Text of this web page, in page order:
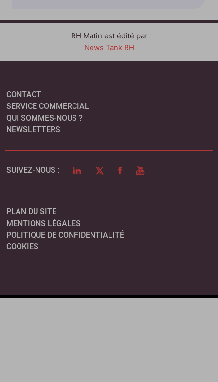
RH Matin est édité par
News Tank RH
CONTACT
SERVICE COMMERCIAL
QUI SOMMES-NOUS ?
NEWSLETTERS
SUIVEZ-NOUS : LINKEDINTWITTERFACEBOOK
YOUTUBE
PLAN DU SITE
MENTIONS LÉGALES
POLITIQUE DE CONFIDENTIALITÉ
COOKIES